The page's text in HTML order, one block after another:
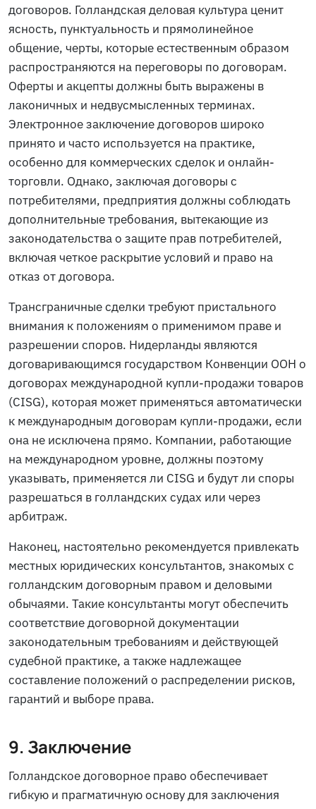
договоров. Голландская деловая культура ценит
ясность, пунктуальность и прямолинейное
общение, черты, которые естественным образом
распространяются на переговоры по договорам.
Оферты и акцепты должны быть выражены в
лаконичных и недвусмысленных терминах.
Электронное заключение договоров широко
принято и часто используется на практике,
особенно для коммерческих сделок и онлайн-
торговли. Однако, заключая договоры с
потребителями, предприятия должны соблюдать
дополнительные требования, вытекающие из
законодательства о защите прав потребителей,
включая четкое раскрытие условий и право на
отказ от договора.
Трансграничные сделки требуют пристального
внимания к положениям о применимом праве и
разрешении споров. Нидерланды являются
договаривающимся государством Конвенции ООН о
договорах международной купли-продажи товаров
(CISG), которая может применяться автоматически
к международным договорам купли-продажи, если
она не исключена прямо. Компании, работающие
на международном уровне, должны поэтому
указывать, применяется ли CISG и будут ли споры
разрешаться в голландских судах или через
арбитраж.
Наконец, настоятельно рекомендуется привлекать
местных юридических консультантов, знакомых с
голландским договорным правом и деловыми
обычаями. Такие консультанты могут обеспечить
соответствие договорной документации
законодательным требованиям и действующей
судебной практике, а также надлежащее
составление положений о распределении рисков,
гарантий и выборе права.
9. Заключение
Голландское договорное право обеспечивает
гибкую и прагматичную основу для заключения